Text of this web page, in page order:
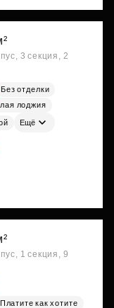
3 секция, 2
Без отделки
лоджия
Ещё
1 секция, 9
Платите как хотите